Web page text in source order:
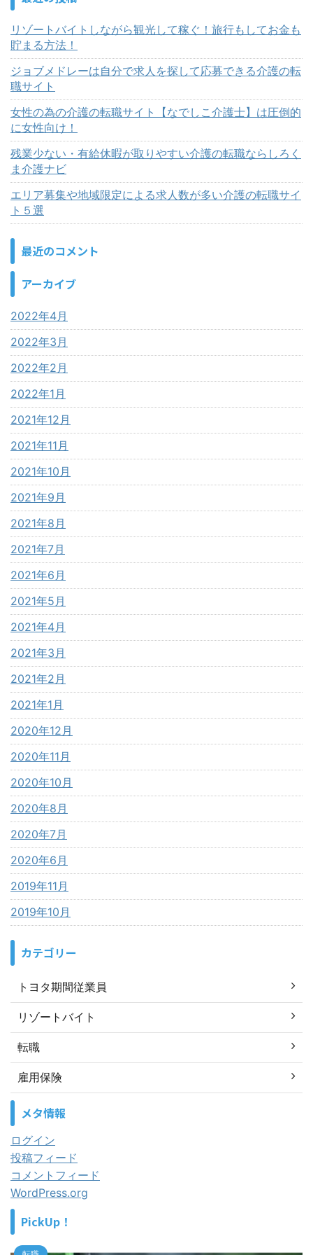
リゾートバイトしながら観光して稼ぐ！旅行もしてお金も
貯まる方法！
ジョブメドレーは自分で求人を探して応募できる介護の転
職サイト
女性の為の介護の転職サイト【なでしこ介護士】は圧倒的
に女性向け！
残業少ない・有給休暇が取りやすい介護の転職ならしろく
ま介護ナビ
エリア募集や地域限定による求人数が多い介護の転職サイ
ト５選
最近のコメント
アーカイブ
2022年4月
2022年3月
2022年2月
2022年1月
2021年12月
2021年11月
2021年10月
2021年9月
2021年8月
2021年7月
2021年6月
2021年5月
2021年4月
2021年3月
2021年2月
2021年1月
2020年12月
2020年11月
2020年10月
2020年8月
2020年7月
2020年6月
2019年11月
2019年10月
カテゴリー
トヨタ期間従業員
リゾートバイト
転職
雇用保険
メタ情報
ログイン
投稿フィード
コメントフィード
WordPress.org
PickUp！